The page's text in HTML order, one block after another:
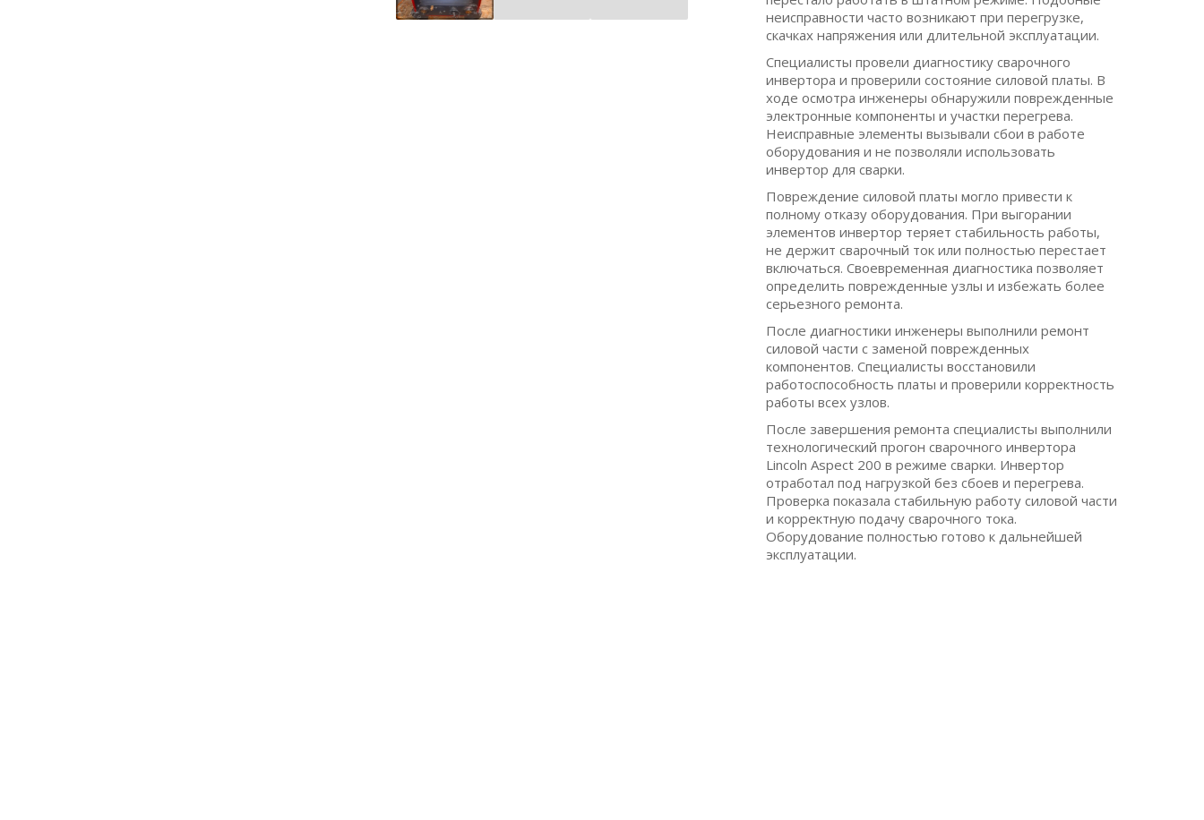
неисправности часто возникают при перегрузке,
скачках напряжения или длительной эксплуатации.
Специалисты провели диагностику сварочного
инвертора и проверили состояние силовой платы. В
ходе осмотра инженеры обнаружили поврежденные
электронные компоненты и участки перегрева.
Неисправные элементы вызывали сбои в работе
оборудования и не позволяли использовать
инвертор для сварки.
Повреждение силовой платы могло привести к
полному отказу оборудования. При выгорании
элементов инвертор теряет стабильность работы,
не держит сварочный ток или полностью перестает
включаться. Своевременная диагностика позволяет
определить поврежденные узлы и избежать более
серьезного ремонта.
После диагностики инженеры выполнили ремонт
силовой части с заменой поврежденных
компонентов. Специалисты восстановили
работоспособность платы и проверили корректность
работы всех узлов.
После завершения ремонта специалисты выполнили
технологический прогон сварочного инвертора
Lincoln Aspect 200 в режиме сварки. Инвертор
отработал под нагрузкой без сбоев и перегрева.
Проверка показала стабильную работу силовой части
и корректную подачу сварочного тока.
Оборудование полностью готово к дальнейшей
эксплуатации.